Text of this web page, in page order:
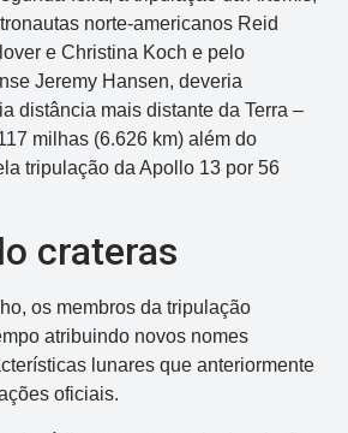
norte-americanos Reid
e Christina Koch e pelo
Jeremy Hansen, deveria
distância mais distante da Terra –
milhas (6.626 km) além do
tripulação da Apollo 13 por 56
crateras
os membros da tripulação
atribuindo novos nomes
lunares que anteriormente
oficiais.